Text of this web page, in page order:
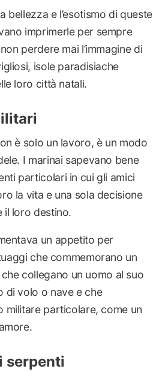
bellezza e l’esotismo di queste
imprimerle per sempre
perdere mai l’immagine di
isole paradisiache
loro città natali.
è solo un lavoro, è un modo
I marinai sapevano bene
particolari in cui gli amici
la vita e una sola decisione
il loro destino.
un appetito per
che commemorano un
collegano un uomo al suo
di volo o nave e che
militare particolare, come un
serpenti